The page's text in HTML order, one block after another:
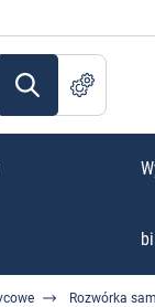
Rozwórka